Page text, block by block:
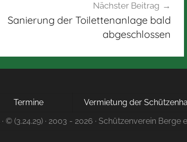
Nächster Beitrag
Sanierung der Toilettenanlage bald
abgeschlossen
Termine Vermietung der
· © (3.24.29) · 2003 - 2026 · Schützenverein Berge